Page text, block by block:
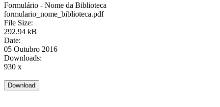
Formulário - Nome da Biblioteca
formulario_nome_biblioteca.pdf
File Size:
292.94 kB
Date:
05 Outubro 2016
Downloads:
930 x